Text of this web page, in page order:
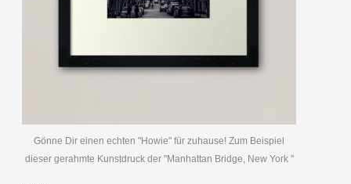
Gönne Dir einen echten "Howie" für zuhause! Zum Beispiel
dieser gerahmte Kunstdruck der "Manhattan Bridge, New York "